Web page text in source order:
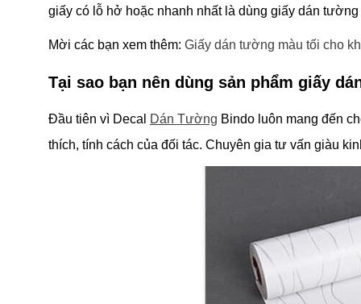
giấy có lỗ hở hoặc nhanh nhất là dùng giấy dán tường
Mời các bạn xem thêm: Giấy dán tường màu tối cho
Tại sao bạn nên dùng sản phẩm giấy
Đầu tiên vì Decal Dán Tường Bindo luôn mang đến
thích, tính cách của đối tác. Chuyên gia tư vấn giàu